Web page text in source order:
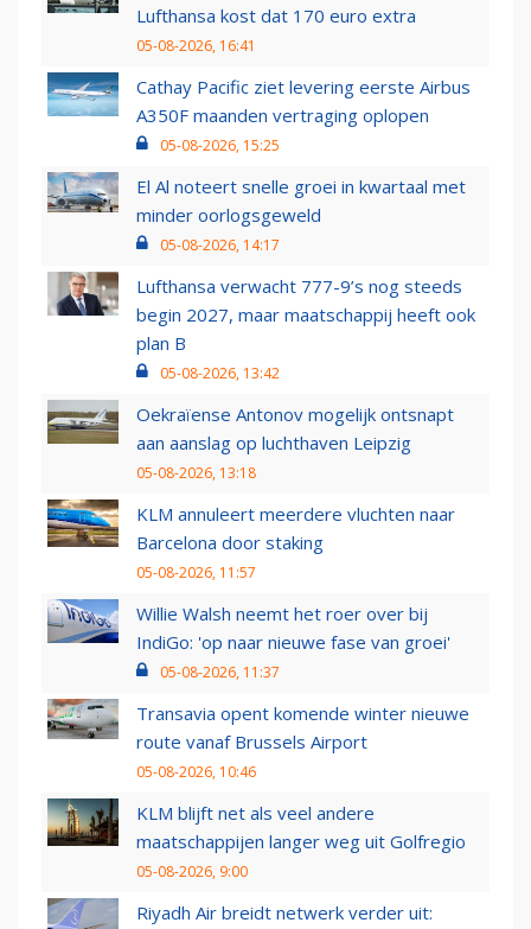
Lufthansa kost dat 170 euro extra
05-08-2026, 16:41
Cathay Pacific ziet levering eerste Airbus
A350F maanden vertraging oplopen
05-08-2026, 15:25
El Al noteert snelle groei in kwartaal met
minder oorlogsgeweld
05-08-2026, 14:17
Lufthansa verwacht 777-9’s nog steeds
begin 2027, maar maatschappij heeft ook
plan B
05-08-2026, 13:42
Oekraïense Antonov mogelijk ontsnapt
aan aanslag op luchthaven Leipzig
05-08-2026, 13:18
KLM annuleert meerdere vluchten naar
Barcelona door staking
05-08-2026, 11:57
Willie Walsh neemt het roer over bij
IndiGo: 'op naar nieuwe fase van groei'
05-08-2026, 11:37
Transavia opent komende winter nieuwe
route vanaf Brussels Airport
05-08-2026, 10:46
KLM blijft net als veel andere
maatschappijen langer weg uit Golfregio
05-08-2026, 9:00
Riyadh Air breidt netwerk verder uit: